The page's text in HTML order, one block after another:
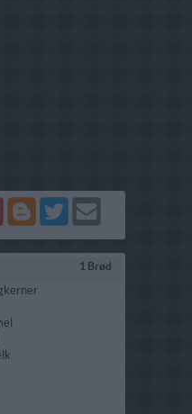
Del
på
Blogger
Del
på
Twitter
Send
1 Brød